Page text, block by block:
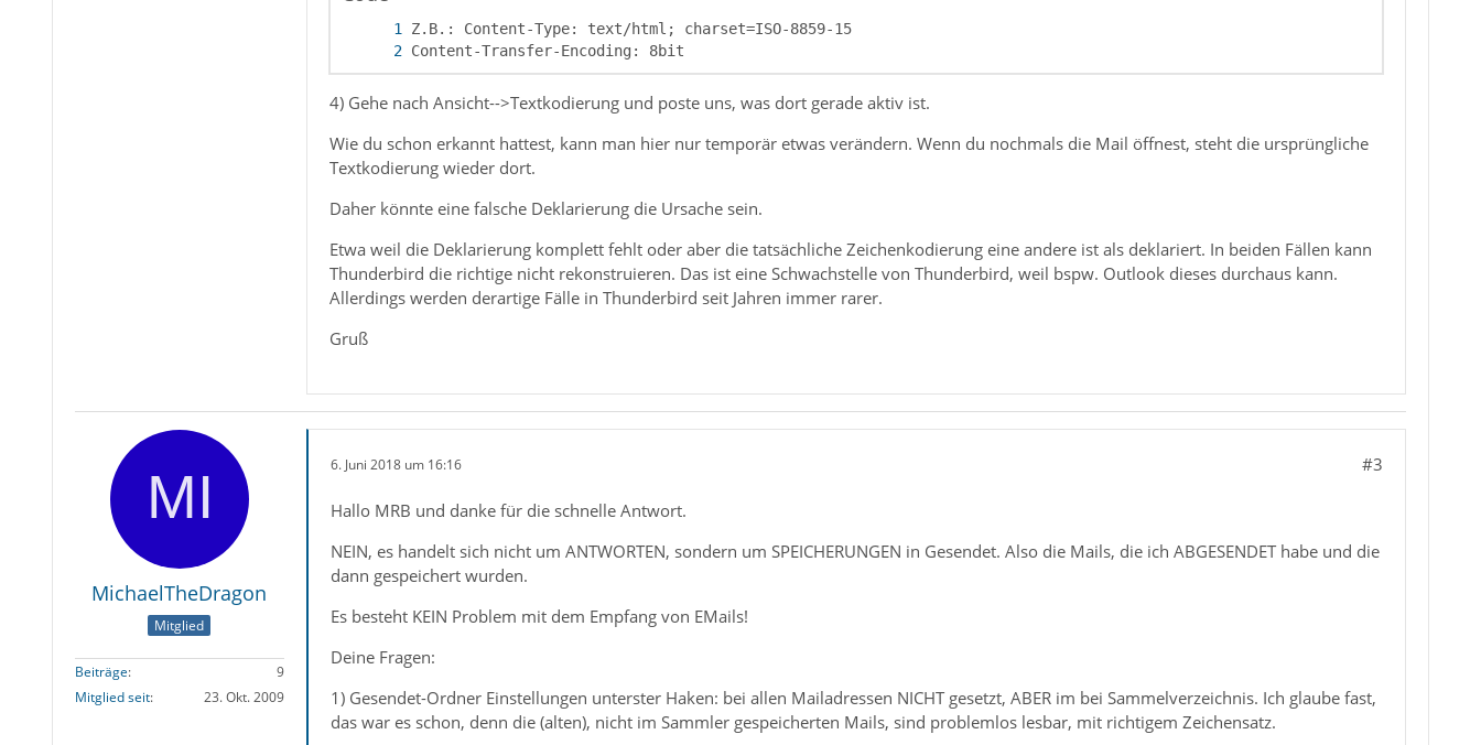
Z.B.: Content-Type: text/html; charset=ISO-8859-15
Content-Transfer-Encoding: 8bit
4) Gehe nach Ansicht-->Textkodierung und poste uns, was dort gerade aktiv ist.
Wie du schon erkannt hattest, kann man hier nur temporär etwas verändern. Wenn du nochmals die Mail öffnest, steht die ursprüngliche
Textkodierung wieder dort.
Daher könnte eine falsche Deklarierung die Ursache sein.
Etwa weil die Deklarierung komplett fehlt oder aber die tatsächliche Zeichenkodierung eine andere ist als deklariert. In beiden Fällen kann
Thunderbird die richtige nicht rekonstruieren. Das ist eine Schwachstelle von Thunderbird, weil bspw. Outlook dieses durchaus kann.
Allerdings werden derartige Fälle in Thunderbird seit Jahren immer rarer.
Gruß
MichaelTheDragon
Mitglied
Beiträge
9
Mitglied seit
23. Okt. 2009
6. Juni 2018 um 16:16 #3
Hallo MRB und danke für die schnelle Antwort.
NEIN, es handelt sich nicht um ANTWORTEN, sondern um SPEICHERUNGEN in Gesendet. Also die Mails, die ich ABGESENDET habe und die
dann gespeichert wurden.
Es besteht KEIN Problem mit dem Empfang von EMails!
Deine Fragen:
1) Gesendet-Ordner Einstellungen unterster Haken: bei allen Mailadressen NICHT gesetzt, ABER im bei Sammelverzeichnis. Ich glaube fast,
das war es schon, denn die (alten), nicht im Sammler gespeicherten Mails, sind problemlos lesbar, mit richtigem Zeichensatz.